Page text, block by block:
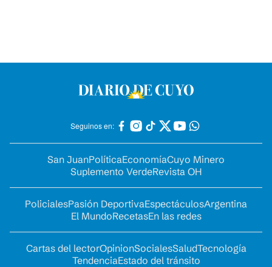
Seguinos en:
San JuanPolíticaEconomíaCuyo Minero
Suplemento VerdeRevista OH
PolicialesPasión DeportivaEspectáculosArgentina
El MundoRecetasEn las redes
Cartas del lectorOpinionSocialesSaludTecnología
TendenciaEstado del tránsito